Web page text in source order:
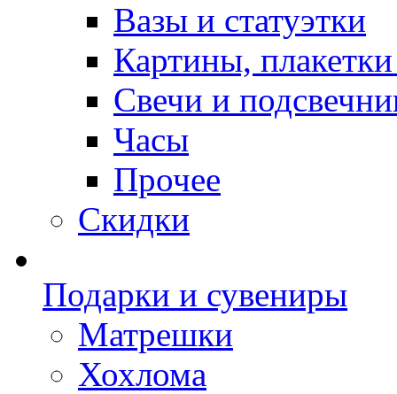
Вазы и статуэтки
Картины,
Свечи и
Часы
Прочее
Скидки
Подарки и сувениры
Матрешки
Хохлома